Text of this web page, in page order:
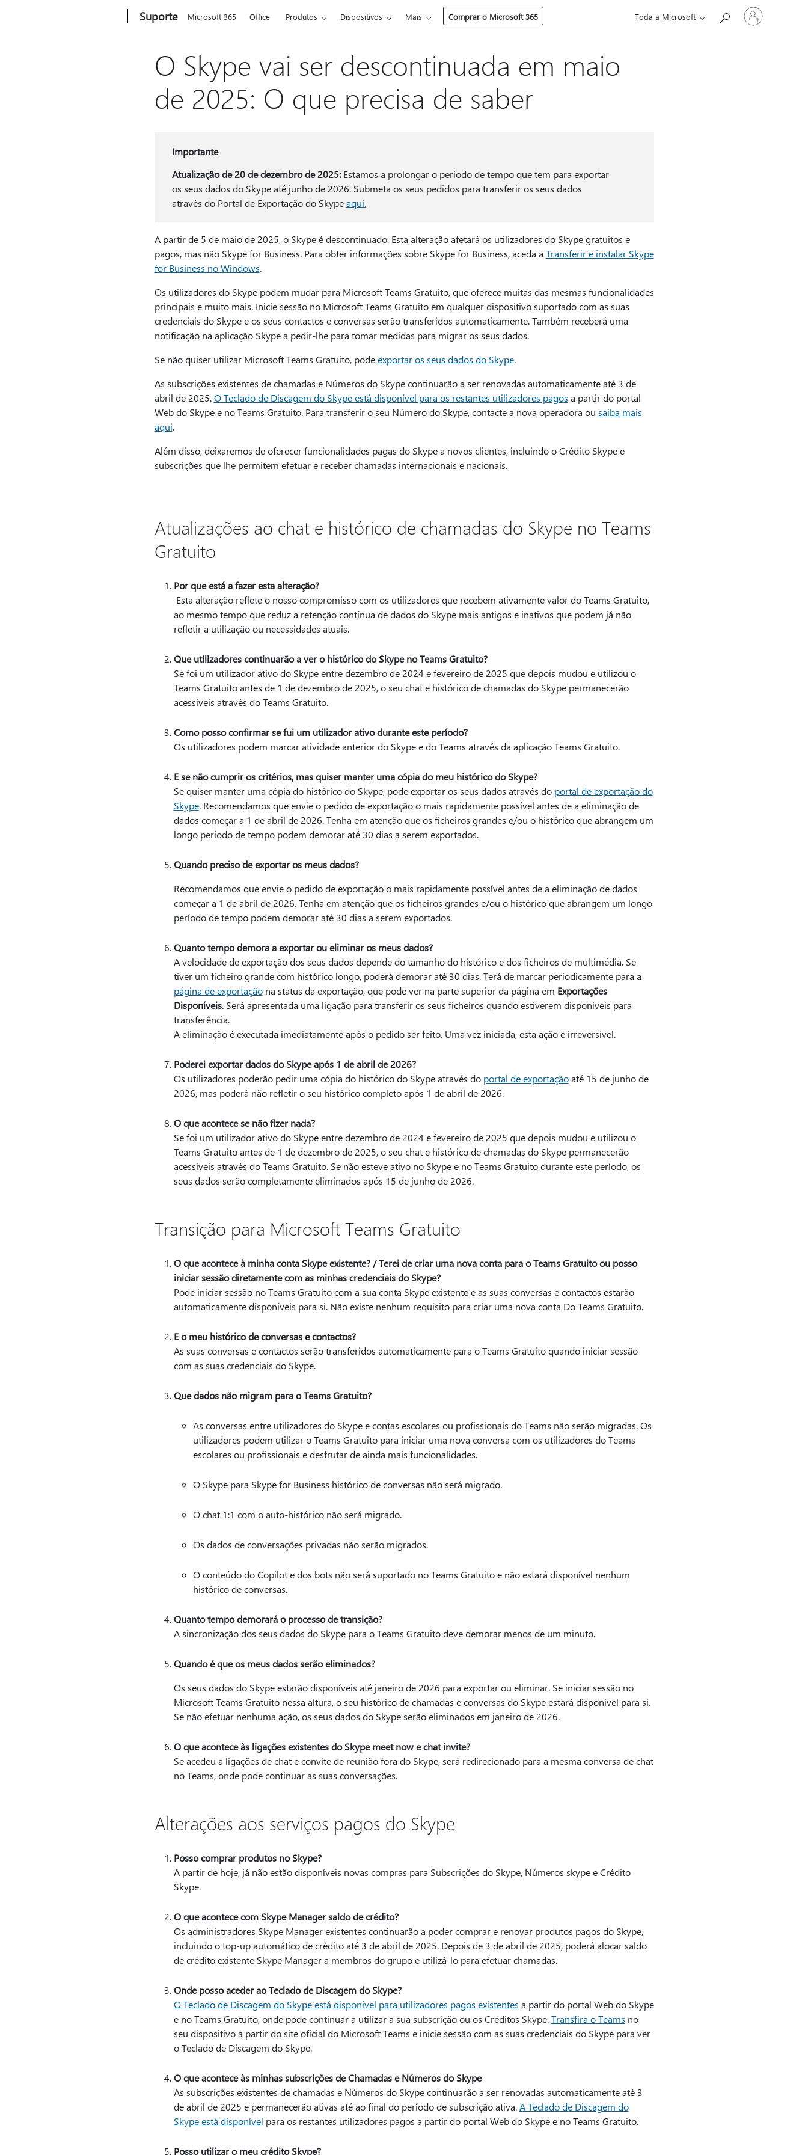
Suporte Microsoft 365 Office Produtos Dispositivos Mais Comprar o Microsoft 365 Toda a Microsoft
Entre
em
sua
O Skype vai ser descontinuada em maio
de 2025: O que precisa de saber
Importante
Atualização de 20 de dezembro de 2025:Estamos a prolongar o período de tempo que tem para exportar
os seus dados do Skype até junho de 2026. Submeta os seus pedidos para transferir os seus dados
através do Portal de Exportação do Skypeaqui.
A partir de 5 de maio de 2025, o Skype é descontinuado. Esta alteração afetará os utilizadores do Skype gratuitos e
pagos, mas não Skype for Business. Para obter informações sobre Skype for Business, aceda a Transferir e instalar Skype
for Business no Windows.
Os utilizadores do Skype podem mudar para Microsoft Teams Gratuito, que oferece muitas das mesmas funcionalidades
principais e muito mais. Inicie sessão no Microsoft Teams Gratuito em qualquer dispositivo suportado com as suas
credenciais do Skype e os seus contactos e conversas serão transferidos automaticamente. Também receberá uma
notificação na aplicação Skype a pedir-lhe para tomar medidas para migrar os seus dados.
Se não quiser utilizar Microsoft Teams Gratuito, podeexportar os seus dados do Skype.
As subscrições existentes de chamadas e Números do Skype continuarão a ser renovadas automaticamente até 3 de
abril de 2025.O Teclado de Discagem do Skype está disponível para os restantes utilizadores pagos a partir do portal
Web do Skype e no Teams Gratuito. Para transferir o seu Número do Skype, contacte a nova operadora ou saiba mais
aqui.
Além disso, deixaremos de oferecer funcionalidades pagas do Skype a novos clientes, incluindo o Crédito Skype e
subscrições que lhe permitem efetuar e receber chamadas internacionais e nacionais.
Atualizações ao chat e histórico de chamadas do Skype no Teams
Gratuito
Por que está a fazer esta alteração?
Esta alteração reflete o nosso compromisso com os utilizadores que recebem ativamente valor do Teams Gratuito,
ao mesmo tempo que reduz a retenção contínua de dados do Skype mais antigos e inativos que podem já não
refletir a utilização ou necessidades atuais.
Que utilizadores continuarão a ver o histórico do Skype no Teams Gratuito?
Se foi um utilizador ativo do Skype entre dezembro de 2024 e fevereiro de 2025 que depois mudou e utilizou o
Teams Gratuito antes de 1 de dezembro de 2025, o seu chat e histórico de chamadas do Skype permanecerão
acessíveis através do Teams Gratuito.
Como posso confirmar se fui um utilizador ativo durante este período?
Os utilizadores podem marcar atividade anterior do Skype e do Teams através da aplicação Teams Gratuito.
E se não cumprir os critérios, mas quiser manter uma cópia do meu histórico do Skype?
Se quiser manter uma cópia do histórico do Skype, pode exportar os seus dados através do portal de exportação do
Skype. Recomendamos que envie o pedido de exportação o mais rapidamente possível antes de a eliminação de
dados começar a 1 de abril de 2026. Tenha em atenção que os ficheiros grandes e/ou o histórico que abrangem um
longo período de tempo podem demorar até 30 dias a serem exportados.
Quando preciso de exportar os meus dados?
Recomendamos que envie o pedido de exportação o mais rapidamente possível antes de a eliminação de dados
começar a 1 de abril de 2026. Tenha em atenção que os ficheiros grandes e/ou o histórico que abrangem um longo
período de tempo podem demorar até 30 dias a serem exportados.
Quanto tempo demora a exportar ou eliminar os meus dados?
A velocidade de exportação dos seus dados depende do tamanho do histórico e dos ficheiros de multimédia. Se
tiver um ficheiro grande com histórico longo, poderá demorar até 30 dias. Terá de marcar periodicamente para a
página de exportaçãona status da exportação, que pode ver na parte superior da página em Exportações
Disponíveis. Será apresentada uma ligação para transferir os seus ficheiros quando estiverem disponíveis para
transferência.
A eliminação é executada imediatamente após o pedido ser feito. Uma vez iniciada, esta ação é irreversível.
Poderei exportar dados do Skype após 1 de abril de 2026?
Os utilizadores poderão pedir uma cópia do histórico do Skype através do portal de exportaçãoaté 15 de junho de
2026, mas poderá não refletir o seu histórico completo após 1 de abril de 2026.
O que acontece se não fizer nada?
Se foi um utilizador ativo do Skype entre dezembro de 2024 e fevereiro de 2025 que depois mudou e utilizou o
Teams Gratuito antes de 1 de dezembro de 2025, o seu chat e histórico de chamadas do Skype permanecerão
acessíveis através do Teams Gratuito. Se não esteve ativo no Skype e no Teams Gratuito durante este período, os
seus dados serão completamente eliminados após 15 de junho de 2026.
Transição para Microsoft Teams Gratuito
O que acontece à minha conta Skype existente? / Terei de criar uma nova conta para o Teams Gratuito ou posso
iniciar sessão diretamente com as minhas credenciais do Skype?
Pode iniciar sessão no Teams Gratuito com a sua conta Skype existente e as suas conversas e contactos estarão
automaticamente disponíveis para si. Não existe nenhum requisito para criar uma nova conta Do Teams Gratuito.
E o meu histórico de conversas e contactos?
As suas conversas e contactos serão transferidos automaticamente para o Teams Gratuito quando iniciar sessão
com as suas credenciais do Skype.
Que dados não migram para o Teams Gratuito?
As conversas entre utilizadores do Skype e contas escolares ou profissionais do Teams não serão migradas. Os
utilizadores podem utilizar o Teams Gratuito para iniciar uma nova conversa com os utilizadores do Teams
escolares ou profissionais e desfrutar de ainda mais funcionalidades.
O Skype para Skype for Business histórico de conversas não será migrado.
O chat 1:1 com o auto-histórico não será migrado.
Os dados de conversações privadas não serão migrados.
O conteúdo do Copilot e dos bots não será suportado no Teams Gratuito e não estará disponível nenhum
histórico de conversas.
Quanto tempo demorará o processo de transição?
A sincronização dos seus dados do Skype para o Teams Gratuito deve demorar menos de um minuto.
Quando é que os meus dados serão eliminados?
Os seus dados do Skype estarão disponíveis até janeiro de 2026 para exportar ou eliminar. Se iniciar sessão no
Microsoft Teams Gratuito nessa altura, o seu histórico de chamadas e conversas do Skype estará disponível para si.
Se não efetuar nenhuma ação, os seus dados do Skype serão eliminados em janeiro de 2026.
O que acontece às ligações existentes do Skype meet now e chat invite?
Se acedeu a ligações de chat e convite de reunião fora do Skype, será redirecionado para a mesma conversa de chat
no Teams, onde pode continuar as suas conversações.
Alterações aos serviços pagos do Skype
Posso comprar produtos no Skype?
A partir de hoje, já não estão disponíveis novas compras para Subscrições do Skype, Números skype e Crédito
Skype.
O que acontece com Skype Manager saldo de crédito?
Os administradores Skype Manager existentes continuarão a poder comprar e renovar produtos pagos do Skype,
incluindo o top-up automático de crédito até 3 de abril de 2025. Depois de 3 de abril de 2025, poderá alocar saldo
de crédito existente Skype Manager a membros do grupo e utilizá-lo para efetuar chamadas.
Onde posso aceder ao Teclado de Discagem do Skype?
O Teclado de Discagem do Skype está disponível para utilizadores pagos existentes a partir do portal Web do Skype
e no Teams Gratuito, onde pode continuar a utilizar a sua subscrição ou os Créditos Skype.Transfira o Teams no
seu dispositivo a partir do site oficial do Microsoft Teams e inicie sessão com as suas credenciais do Skype para ver
o Teclado de Discagem do Skype.
O que acontece às minhas subscrições de Chamadas e Números do Skype
As subscrições existentes de chamadas e Números do Skype continuarão a ser renovadas automaticamente até 3
de abril de 2025 e permanecerão ativas até ao final do período de subscrição ativa.A Teclado de Discagem do
Skype está disponível para os restantes utilizadores pagos a partir do portal Web do Skype e no Teams Gratuito.
Posso utilizar o meu crédito Skype?